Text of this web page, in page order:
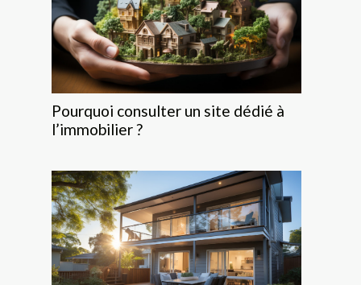
Pourquoi consulter un site dédié à
l’immobilier ?